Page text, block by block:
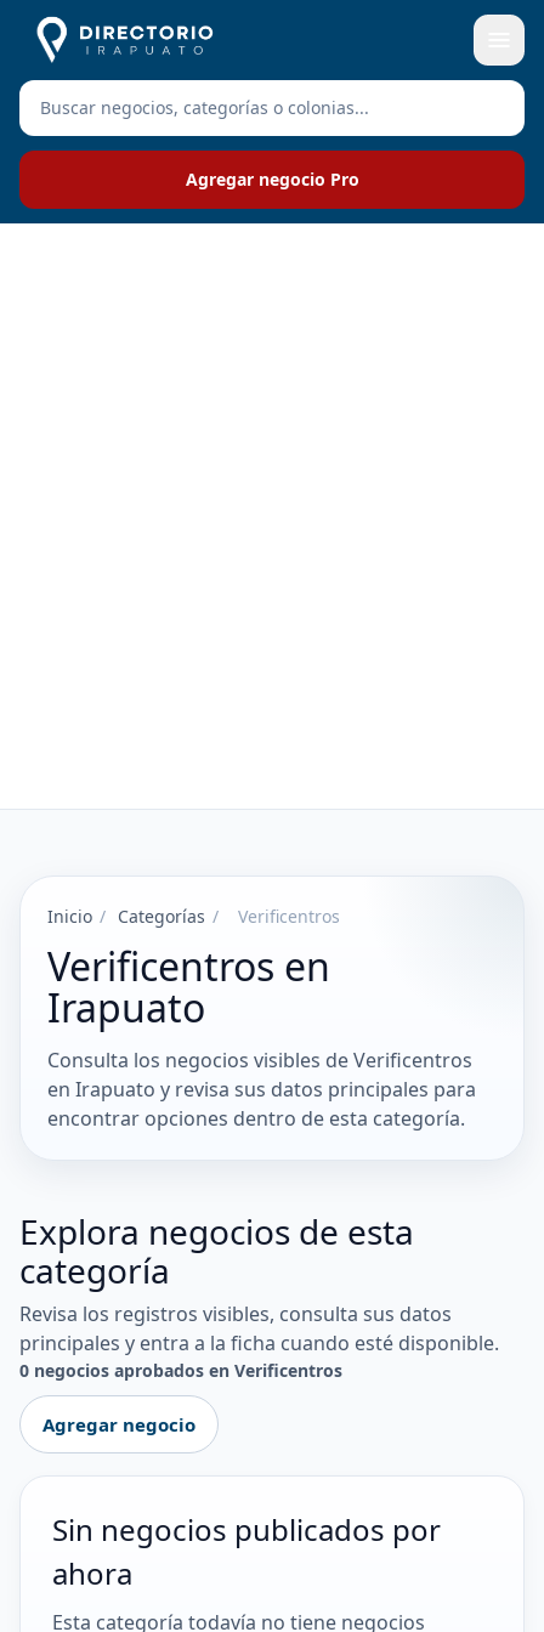
Agregar negocio Pro
Inicio / Categorías / Verificentros
Verificentros en
Irapuato
Consulta los negocios visibles de Verificentros
en Irapuato y revisa sus datos principales para
encontrar opciones dentro de esta categoría.
Explora negocios de esta
categoría
Revisa los registros visibles, consulta sus datos
principales y entra a la ficha cuando esté disponible.
0 negocios aprobados en Verificentros
Agregar negocio
Sin negocios publicados por
ahora
Esta categoría todavía no tiene negocios